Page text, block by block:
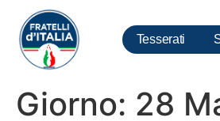
Tesserati
Giorno: 28